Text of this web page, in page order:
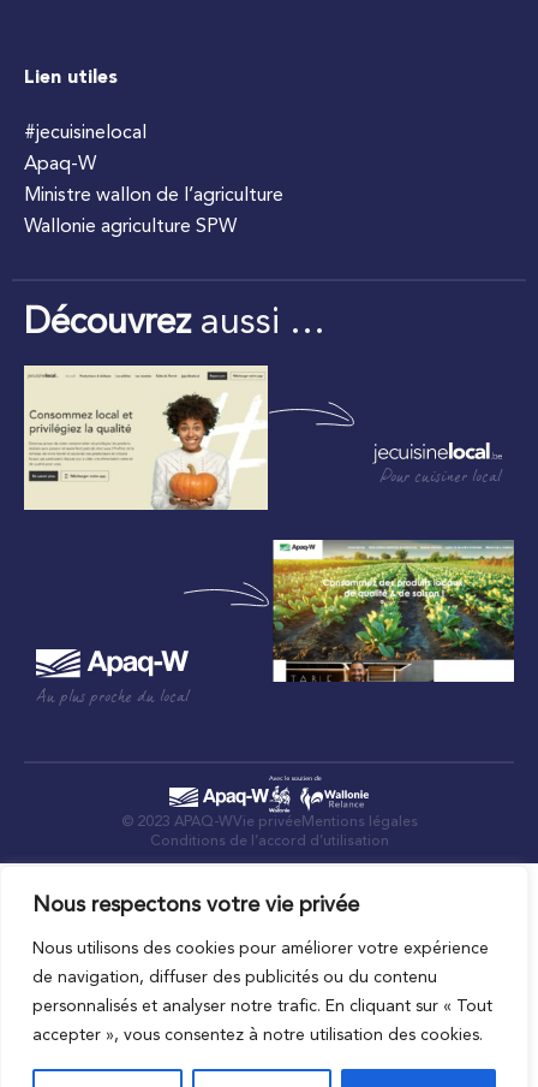
Nous respectons votre vie privée
Nous utilisons des cookies pour améliorer votre expérience
de navigation, diffuser des publicités ou du contenu
personnalisés et analyser notre trafic. En cliquant sur « Tout
accepter », vous consentez à notre utilisation des cookies.
Lien utiles
#jecuisinelocal
Apaq-W
Ministre wallon de l’agriculture
Wallonie agriculture SPW
Découvrezaussi …
Pour cuisiner local
Au plus proche du local
© 2023 APAQ-WVie privée Mentions légales
Conditions de l’accord d’utilisation